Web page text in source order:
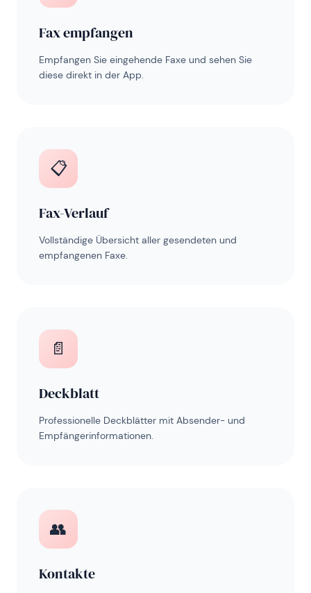
Fax empfangen
Empfangen Sie eingehende Faxe und sehen Sie
diese direkt in der App.
📋
Fax-Verlauf
Vollständige Übersicht aller gesendeten und
empfangenen Faxe.
📄
Deckblatt
Professionelle Deckblätter mit Absender- und
Empfängerinformationen.
👥
Kontakte